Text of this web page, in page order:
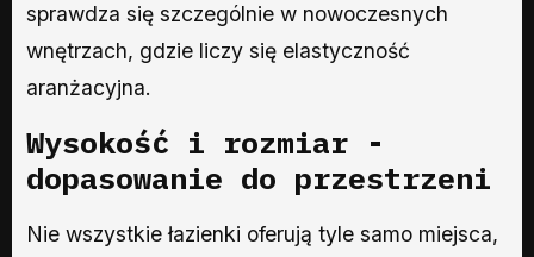
sprawdza się szczególnie w nowoczesnych
wnętrzach, gdzie liczy się elastyczność
aranżacyjna.
Wysokość i rozmiar -
dopasowanie do przestrzeni
Nie wszystkie łazienki oferują tyle samo miejsca,